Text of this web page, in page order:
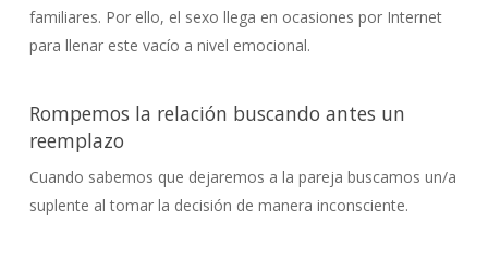
familiares. Por ello, el sexo llega en ocasiones por Internet
para llenar este vacío a nivel emocional.
Rompemos la relación buscando antes un
reemplazo
Cuando sabemos que dejaremos a la pareja buscamos un/a
suplente al tomar la decisión de manera inconsciente.